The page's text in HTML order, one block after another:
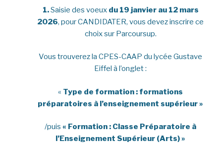
1.Saisie des voeux du 19 janvier au 12 mars
2026, pour CANDIDATER, vous devez inscrire ce
choix sur Parcoursup.
Vous trouverez la CPES-CAAP du lycée Gustave
Eiffel à l’onglet :
« Type de formation : formations
préparatoires à l’enseignement supérieur »
/puis« Formation : Classe Préparatoire à
l’Enseignement Supérieur (Arts) »